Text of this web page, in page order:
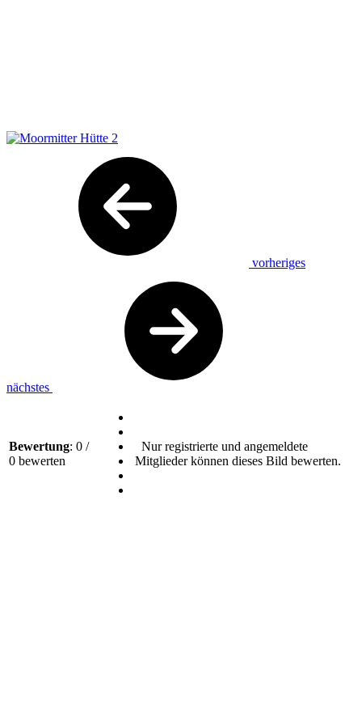
vorheriges
nächstes
Bewertung: 0 /
0 bewerten
Nur registrierte und angemeldete
Mitglieder können dieses Bild bewerten.